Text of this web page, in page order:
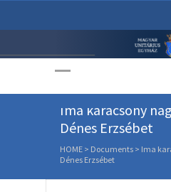
Ima karácsony
Dénes Erzsébet
HOME > Documents > Ima
Dénes Erzsébet